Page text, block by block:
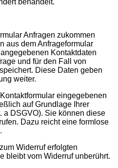
behandelt.
Anfragen zukommen
aus dem Anfrageformular
Kontaktdaten
und für den Fall von
Diese Daten geben
weiter.
eingegebenen
auf Grundlage Ihrer
a DSGVO). Sie können diese
Dazu reicht eine formlose
Widerruf erfolgten
bleibt vom Widerruf unberührt.